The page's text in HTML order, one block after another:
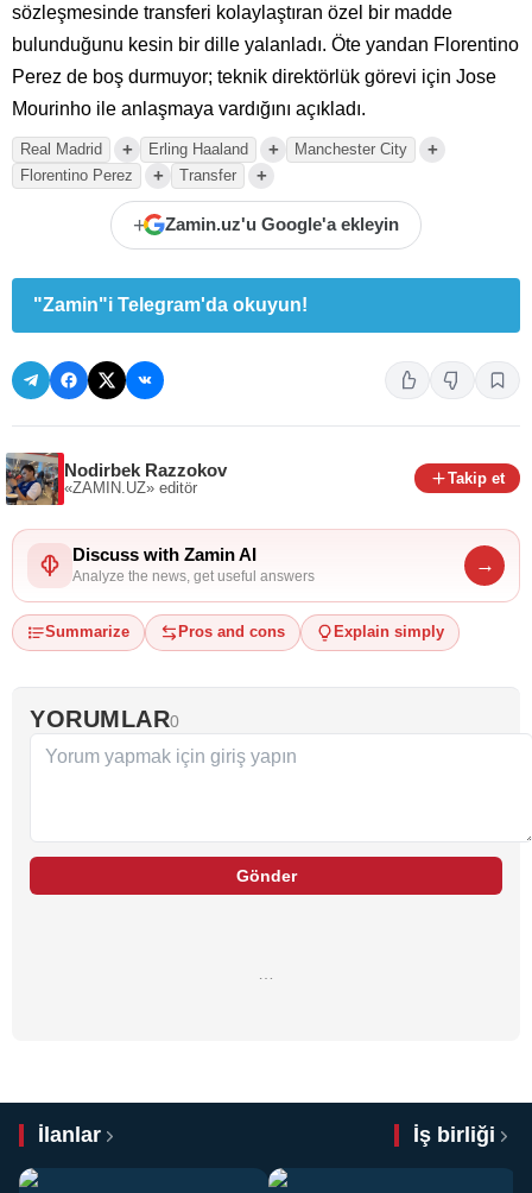
sözleşmesinde transferi kolaylaştıran özel bir madde
bulunduğunu kesin bir dille yalanladı. Öte yandan Florentino
Perez de boş durmuyor; teknik direktörlük görevi için Jose
Mourinho ile anlaşmaya vardığını açıkladı.
Real Madrid + Erling Haaland + Manchester City +
Florentino Perez + Transfer +
+ Zamin.uz'u Google'a ekleyin
"Zamin"i Telegram'da okuyun!
Nodirbek Razzokov
«ZAMIN.UZ» editör
Takip et
Discuss with Zamin AI
Analyze the news, get useful answers
→
Summarize Pros and cons Explain simply
YORUMLAR0
Gönder
İlanlar İş birliği